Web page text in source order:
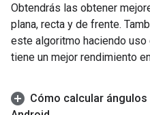
Obtendrás las obtener
plana, recta y de frente.
este algoritmo haciendo uso
tiene un mejor rendimiento
Cómo calcular